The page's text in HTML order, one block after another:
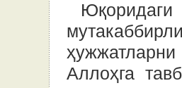
Аллоҳга